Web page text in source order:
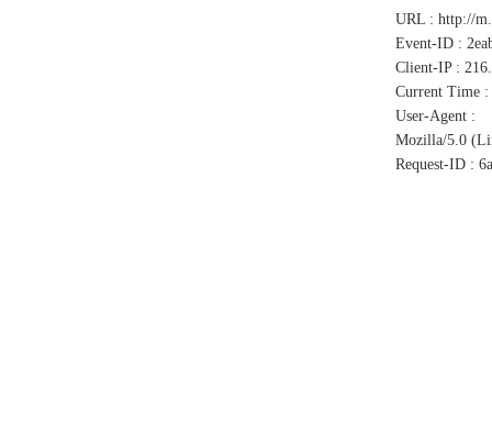
URL : http://
Event-ID :
Client-IP :
Current Time :
User-Agent :
Mozilla/5.0
Request-ID :